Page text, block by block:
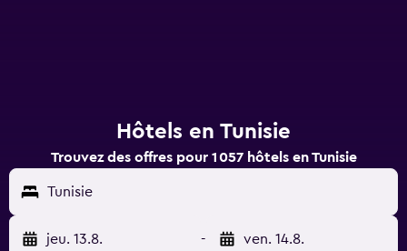
Hôtels en Tunisie
Trouvez des offres pour 1 057 hôtels en Tunisie
Tunisie
jeu. 13.8. - ven. 14.8.